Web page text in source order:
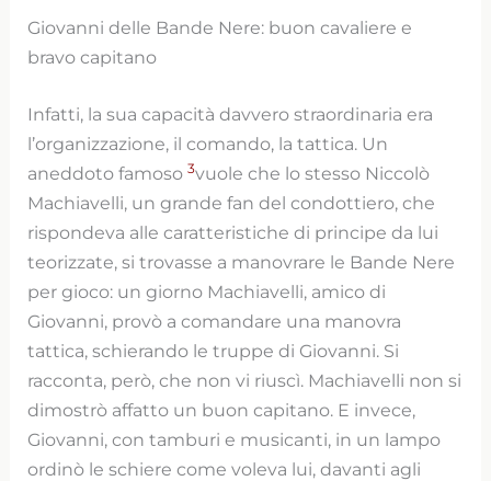
Giovanni delle Bande Nere: buon cavaliere e
bravo capitano
Infatti, la sua capacità davvero straordinaria era
l’organizzazione, il comando, la tattica. Un
aneddoto famoso3vuole che lo stesso Niccolò
Machiavelli, un grande fan del condottiero, che
rispondeva alle caratteristiche di principe da lui
teorizzate, si trovasse a manovrare le Bande Nere
per gioco: un giorno Machiavelli, amico di
Giovanni, provò a comandare una manovra
tattica, schierando le truppe di Giovanni. Si
racconta, però, che non vi riuscì. Machiavelli non si
dimostrò affatto un buon capitano. E invece,
Giovanni, con tamburi e musicanti, in un lampo
ordinò le schiere come voleva lui, davanti agli